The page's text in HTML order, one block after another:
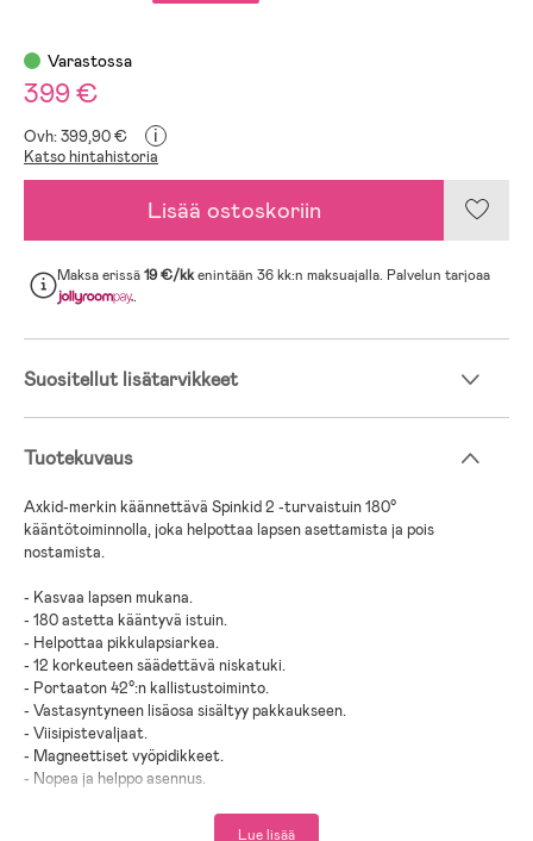
Varastossa
399 €
Ovh: 399,90 € i
Katso hintahistoria
Lisää ostoskoriin
Maksa erissä19 €/kkenintään 36 kk:n maksuajalla. Palvelun tarjoaa
.
Suositellut lisätarvikkeet
Tuotekuvaus
Axkid-merkin käännettävä Spinkid 2 -turvaistuin 180°
kääntötoiminnolla, joka helpottaa lapsen asettamista ja pois
nostamista.
- Kasvaa lapsen mukana.
- 180 astetta kääntyvä istuin.
- Helpottaa pikkulapsiarkea.
- 12 korkeuteen säädettävä niskatuki.
- Portaaton 42°:n kallistustoiminto.
- Vastasyntyneen lisäosa sisältyy pakkaukseen.
- Viisipistevaljaat.
- Magneettiset vyöpidikkeet.
- Nopea ja helppo asennus.
- Sivutörmäyssuoja, Axkid SIP.
Lue lisää